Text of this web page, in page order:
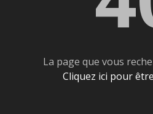
La page que vous
Cliquez ici pour